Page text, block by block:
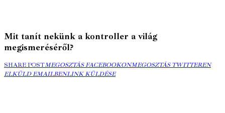
Mit tanít nekünk a kontroller a világ
megismeréséről?
SHARE POSTMEGOSZTÁS
FACEBOOKON
MEGOSZTÁS FACEBOOKONMEGOSZTÁS
MEGOSZTÁS TWITTEREN
ELKÜLD EMAILBENCOPY
LINK KÜLDÉSE